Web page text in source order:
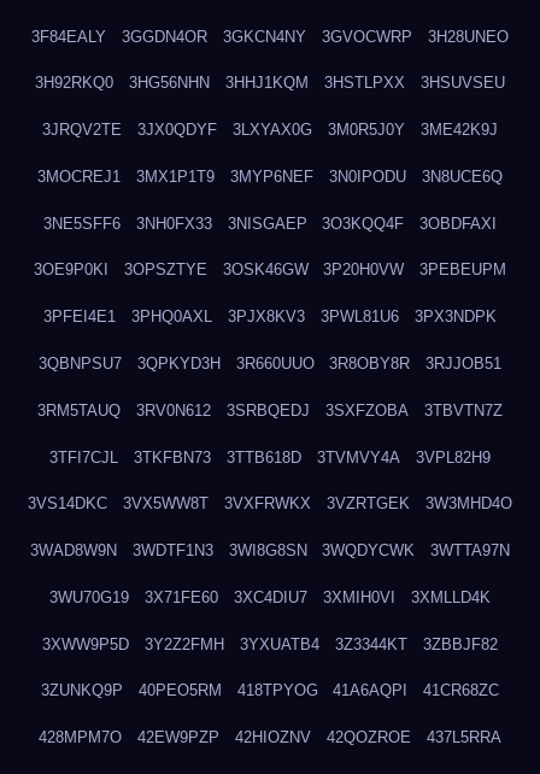
3F84EALY 3GGDN4OR 3GKCN4NY 3GVOCWRP 3H28UNEO
3H92RKQ0 3HG56NHN 3HHJ1KQM 3HSTLPXX 3HSUVSEU
3JRQV2TE 3JX0QDYF 3LXYAX0G 3M0R5J0Y 3ME42K9J
3MOCREJ1 3MX1P1T9 3MYP6NEF 3N0IPODU 3N8UCE6Q
3NE5SFF6 3NH0FX33 3NISGAEP 3O3KQQ4F 3OBDFAXI
3OE9P0KI 3OPSZTYE 3OSK46GW 3P20H0VW 3PEBEUPM
3PFEI4E1 3PHQ0AXL 3PJX8KV3 3PWL81U6 3PX3NDPK
3QBNPSU7 3QPKYD3H 3R660UUO 3R8OBY8R 3RJJOB51
3RM5TAUQ 3RV0N612 3SRBQEDJ 3SXFZOBA 3TBVTN7Z
3TFI7CJL 3TKFBN73 3TTB618D 3TVMVY4A 3VPL82H9
3VS14DKC 3VX5WW8T 3VXFRWKX 3VZRTGEK 3W3MHD4O
3WAD8W9N 3WDTF1N3 3WI8G8SN 3WQDYCWK 3WTTA97N
3WU70G19 3X71FE60 3XC4DIU7 3XMIH0VI 3XMLLD4K
3XWW9P5D 3Y2Z2FMH 3YXUATB4 3Z3344KT 3ZBBJF82
3ZUNKQ9P 40PEO5RM 418TPYOG 41A6AQPI 41CR68ZC
428MPM7O 42EW9PZP 42HIOZNV 42QOZROE 437L5RRA